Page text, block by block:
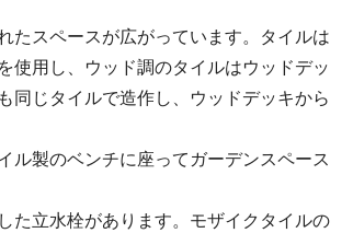
たスペースが広がっています。タイルは
使用し、ウッド調のタイルはウッドデッ
同じタイルで造作し、ウッドデッキから
ル製のベンチに座ってガーデンスペース
た立水栓があります。モザイクタイルの